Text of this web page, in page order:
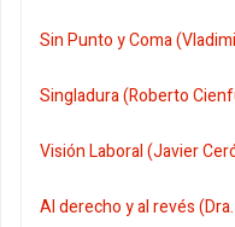
Sin Punto y Coma
Singladura (Roberto
Visión Laboral (Javier
Al derecho y al revés